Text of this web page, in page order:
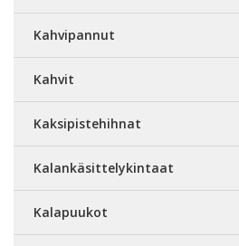
Kahvipannut
Kahvit
Kaksipistehihnat
Kalankäsittelykintaat
Kalapuukot